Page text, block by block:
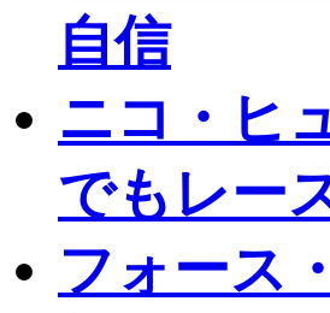
自信
ニコ・ヒ
でもレー
フォース